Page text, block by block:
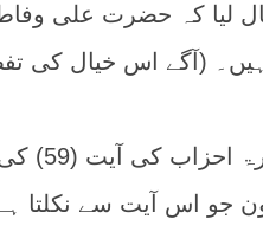
لیا کہ حضرت علی
(آگے اس خیال کی
چوتھی
جو اس آیت سے نکلتا